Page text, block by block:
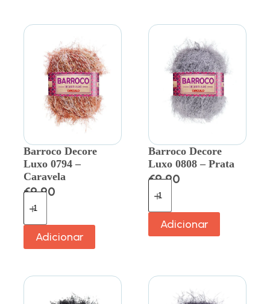
Barroco Decore
Luxo 0794 –
Caravela
€9.90
Adicionar
Barroco Decore
Luxo 0808 – Prata
€9.90
Adicionar